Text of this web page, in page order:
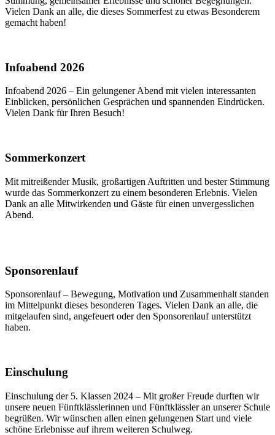
Vielen Dank an alle, die dieses Sommerfest zu etwas Besonderem
gemacht haben!
Infoabend 2026
Infoabend 2026 – Ein gelungener Abend mit vielen interessanten
Einblicken, persönlichen Gesprächen und spannenden Eindrücken.
Vielen Dank für Ihren Besuch!
Sommerkonzert
Mit mitreißender Musik, großartigen Auftritten und bester Stimmung
wurde das Sommerkonzert zu einem besonderen Erlebnis. Vielen
Dank an alle Mitwirkenden und Gäste für einen unvergesslichen
Abend.
Sponsorenlauf
Sponsorenlauf – Bewegung, Motivation und Zusammenhalt standen
im Mittelpunkt dieses besonderen Tages. Vielen Dank an alle, die
mitgelaufen sind, angefeuert oder den Sponsorenlauf unterstützt
haben.
Einschulung
Einschulung der 5. Klassen 2024 – Mit großer Freude durften wir
unsere neuen Fünftklässlerinnen und Fünftklässler an unserer Schule
begrüßen. Wir wünschen allen einen gelungenen Start und viele
schöne Erlebnisse auf ihrem weiteren Schulweg.